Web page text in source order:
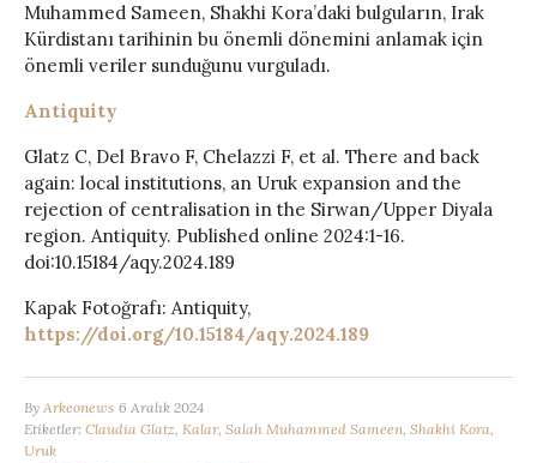
Muhammed Sameen, Shakhi Kora’daki bulguların, Irak
Kürdistanı tarihinin bu önemli dönemini anlamak için
önemli veriler sunduğunu vurguladı.
Antiquity
Glatz C, Del Bravo F, Chelazzi F, et al. There and back
again: local institutions, an Uruk expansion and the
rejection of centralisation in the Sirwan/Upper Diyala
region. Antiquity. Published online 2024:1-16.
doi:10.15184/aqy.2024.189
Kapak Fotoğrafı: Antiquity,
https://doi.org/10.15184/aqy.2024.189
By Arkeonews 6 Aralık 2024
Etiketler: Claudia Glatz, Kalar, Salah Muhammed Sameen, Shakhi Kora,
Uruk